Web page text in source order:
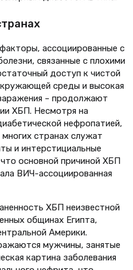
ассоциированные с
связанные с плохими
доступ к чистой
среды и высокая
– продолжают
ХБП. Несмотря на
нефропатией,
странах служат
и интерстициальные
основной причиной ХБП
ВИЧ-ассоциированная
ХБП неизвестной
общинах Египта,
Америки.
мужчины, занятые
картина заболевания